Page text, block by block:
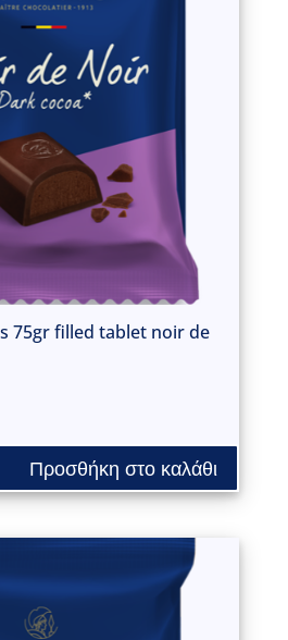
75gr filled tablet noir de
Προσθήκη στο καλάθι